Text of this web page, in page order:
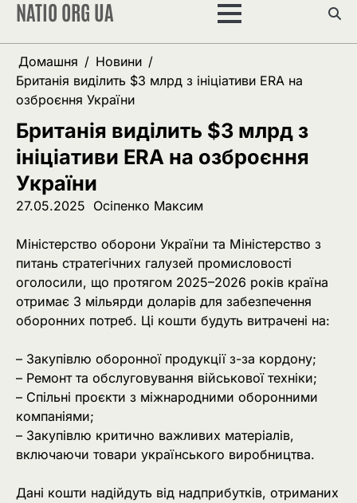
Перейти
вмісту
NATIO ORG UA
Домашня
Новини
Британія виділить $3 млрд з ініціативи ERA на
озброєння України
Британія виділить $3 млрд з
ініціативи ERA на озброєння
України
27.05.2025 Осіпенко Максим
Міністерство оборони України та Міністерство з
питань стратегічних галузей промисловості
оголосили, що протягом 2025–2026 років країна
отримає 3 мільярди доларів для забезпечення
оборонних потреб. Ці кошти будуть витрачені на:
– Закупівлю оборонної продукції з-за кордону;
– Ремонт та обслуговування військової техніки;
– Спільні проєкти з міжнародними оборонними
компаніями;
– Закупівлю критично важливих матеріалів,
включаючи товари українського виробництва.
Дані кошти надійдуть від надприбутків, отриманих